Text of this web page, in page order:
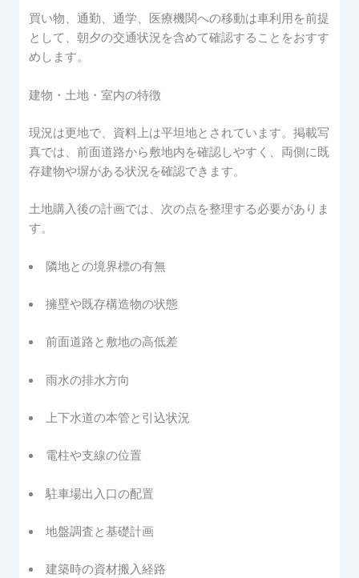
買い物、通勤、通学、医療機関への移動は車利用を前提
として、朝夕の交通状況を含めて確認することをおすす
めします。
建物・土地・室内の特徴
現況は更地で、資料上は平坦地とされています。掲載写
真では、前面道路から敷地内を確認しやすく、両側に既
存建物や塀がある状況を確認できます。
土地購入後の計画では、次の点を整理する必要がありま
す。
隣地との境界標の有無
擁壁や既存構造物の状態
前面道路と敷地の高低差
雨水の排水方向
上下水道の本管と引込状況
電柱や支線の位置
駐車場出入口の配置
地盤調査と基礎計画
建築時の資材搬入経路